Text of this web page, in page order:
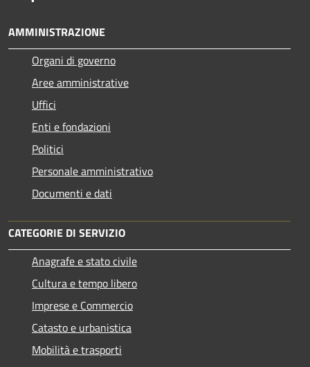
AMMINISTRAZIONE
Organi di governo
Aree amministrative
Uffici
Enti e fondazioni
Politici
Personale amministrativo
Documenti e dati
CATEGORIE DI SERVIZIO
Anagrafe e stato civile
Cultura e tempo libero
Imprese e Commercio
Catasto e urbanistica
Mobilità e trasporti